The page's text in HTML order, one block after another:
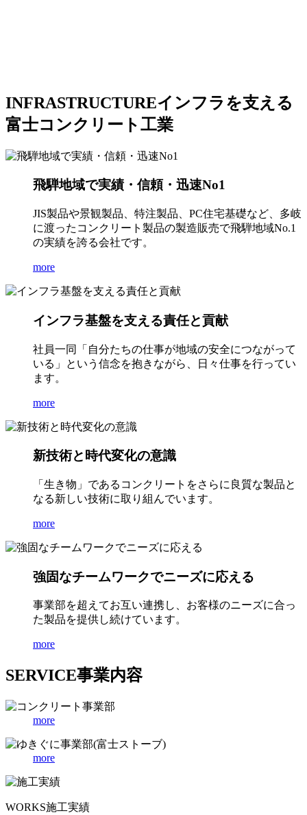
INFRASTRUCTUREインフラを支える
富士コンクリート工業
飛騨地域で実績・信頼・迅速No1
JIS製品や景観製品、特注製品、PC住宅基礎など、多岐
に渡ったコンクリート製品の製造販売で飛騨地域No.1
の実績を誇る会社です。
more
インフラ基盤を支える責任と貢献
社員一同「自分たちの仕事が地域の安全につながって
いる」という信念を抱きながら、日々仕事を行ってい
ます。
more
新技術と時代変化の意識
「生き物」であるコンクリートをさらに良質な製品と
なる新しい技術に取り組んでいます。
more
強固なチームワークでニーズに応える
事業部を超えてお互い連携し、お客様のニーズに合っ
た製品を提供し続けています。
more
SERVICE事業内容
more
more
WORKS施工実績